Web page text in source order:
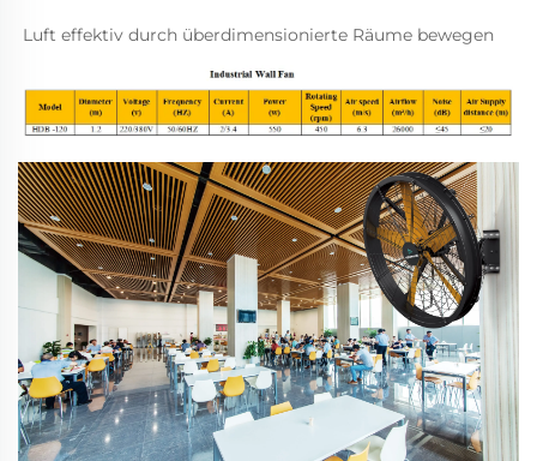
Luft effektiv durch überdimensionierte Räume bewegen